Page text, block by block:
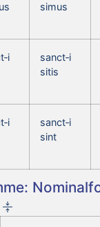
simus
sanct‑i
sitis
sanct‑i
sint